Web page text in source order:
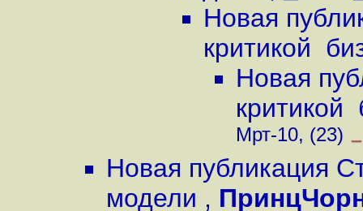
Новая
критикой
Новая
Мрт-10, (23)
Новая публикация
модели ,